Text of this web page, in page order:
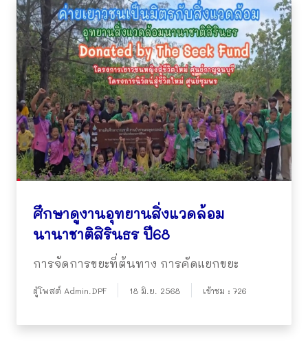
ศึกษาดูงานอุทยานสิ่งแวดล้อม
นานาชาติสิรินธร ปี68
การจัดการขยะที่ต้นทาง การคัดแยกขยะ
ผู้โพสต์ Admin.DPF 18 มิ.ย. 2568 เข้าชม : 726